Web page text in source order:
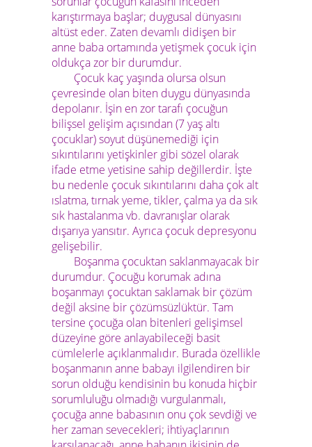
karıştırmaya başlar; duygusal dünyasını
altüst eder. Zaten devamlı didişen bir
anne baba ortamında yetişmek çocuk için
oldukça zor bir durumdur.
Çocuk kaç yaşında olursa olsun
çevresinde olan biten duygu dünyasında
depolanır. İşin en zor tarafı çocuğun
bilişsel gelişim açısından (7 yaş altı
çocuklar) soyut düşünemediği için
sıkıntılarını yetişkinler gibi sözel olarak
ifade etme yetisine sahip değillerdir. İşte
bu nedenle çocuk sıkıntılarını daha çok alt
ıslatma, tırnak yeme, tikler, çalma ya da sık
sık hastalanma vb. davranışlar olarak
dışarıya yansıtır. Ayrıca çocuk depresyonu
gelişebilir.
Boşanma çocuktan saklanmayacak bir
durumdur. Çocuğu korumak adına
boşanmayı çocuktan saklamak bir çözüm
değil aksine bir çözümsüzlüktür. Tam
tersine çocuğa olan bitenleri gelişimsel
düzeyine göre anlayabileceği basit
cümlelerle açıklanmalıdır. Burada özellikle
boşanmanın anne babayı ilgilendiren bir
sorun olduğu kendisinin bu konuda hiçbir
sorumluluğu olmadığı vurgulanmalı,
çocuğa anne babasının onu çok sevdiği ve
her zaman sevecekleri; ihtiyaçlarının